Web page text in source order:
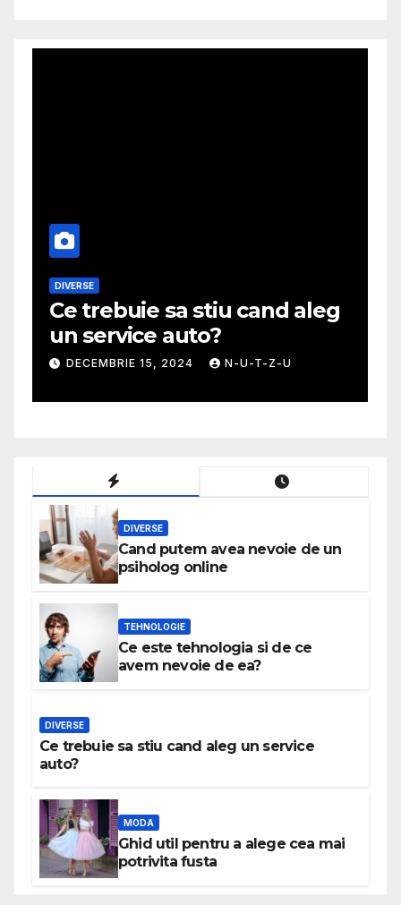
DIVERSE
Ce trebuie sa stiu cand aleg
un service auto?
DECEMBRIE 15, 2024 N-U-T-Z-U
DIVERSE
Cand putem avea nevoie de un
psiholog online
TEHNOLOGIE
Ce este tehnologia si de ce
avem nevoie de ea?
DIVERSE
Ce trebuie sa stiu cand aleg un service
auto?
MODA
Ghid util pentru a alege cea mai
potrivita fusta